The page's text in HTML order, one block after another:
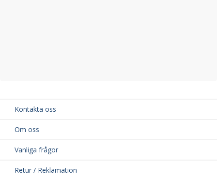
Kontakta oss
Om oss
Vanliga frågor
Retur / Reklamation